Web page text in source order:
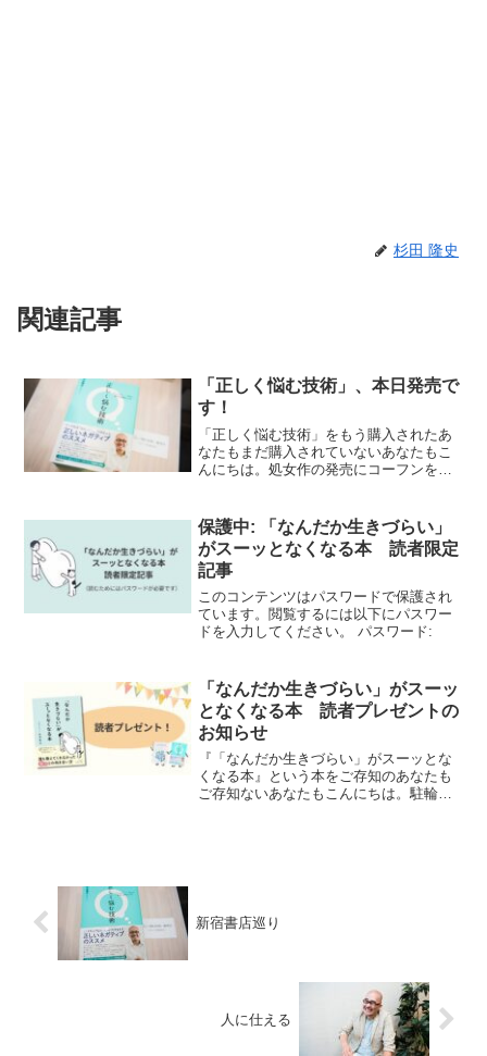
杉田 隆史
関連記事
「正しく悩む技術」、本日発売で
す！
「正しく悩む技術」をもう購入されたあ
なたもまだ購入されていないあなたもこ
んにちは。処女作の発売にコーフンを隠
18日、私の処女作、正しく悩む技術: 「な
んとなく……つら...
保護中: 「なんだか生きづらい」
がスーッとなくなる本 読者限定
記事
このコンテンツはパスワードで保護され
ています。閲覧するには以下にパスワー
ドを入力してください。 パスワード:
「なんだか生きづらい」がスーッ
となくなる本 読者プレゼントの
お知らせ
『「なんだか生きづらい」がスーッとな
くなる本』という本をご存知のあなたも
ご存知ないあなたもこんにちは。駐輪場
新宿書店巡り
人に仕える